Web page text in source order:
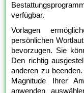
verfügbar.
Vorlagen
persönlichen
bevorzugen. Sie
Den richtig
anderen zu
Magnitude Ihrer
anwenden